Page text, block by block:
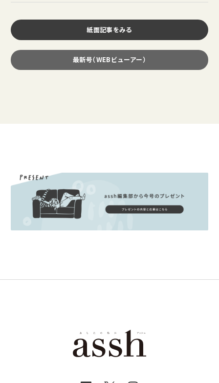
紙面記事をみる
最新号（WEBビューアー）